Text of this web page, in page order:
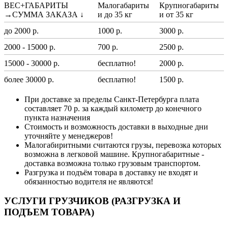
ВЕС+ГАБАРИТЫ
→СУММА ЗАКАЗА ↓
Малогабариты
и до 35 кг
Крупногабариты
и от 35 кг
до 2000 р.
1000 р.
3000 р.
2000 - 15000 р.
700 р.
2500 р.
15000 - 30000 р.
бесплатно!
2000 р.
более 30000 р.
бесплатно! 1500 р.
При доставке за пределы Санкт-Петербурга плата
составляет 70 р. за каждый километр до конечного
пункта назначения
Стоимость и возможность доставки в выходные дни
уточняйте у менеджеров!
Малогабиритными считаются грузы, перевозка которых
возможна в легковой машине. Крупногабаритные -
доставка возможна только грузовым транспортом.
Разгрузка и подъём товара в доставку не входят и
обязанностью водителя не являются!
УСЛУГИ ГРУЗЧИКОВ (РАЗГРУЗКА И
ПОДЪЕМ ТОВАРА)